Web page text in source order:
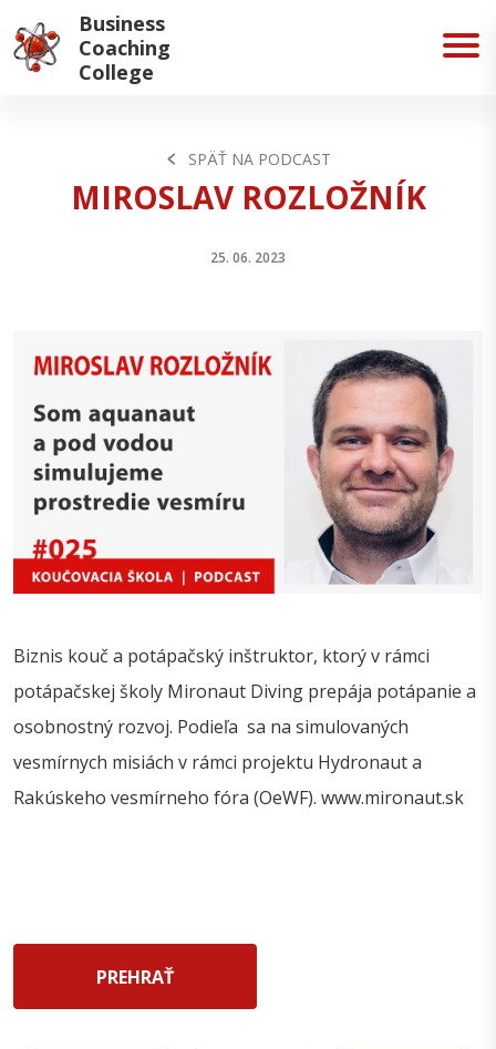
Business
Coaching
College
SPÄŤ NA PODCAST
MIROSLAV ROZLOŽNÍK
25. 06. 2023
Biznis kouč a potápačský inštruktor, ktorý v rámci
potápačskej školy Mironaut Diving prepája potápanie a
osobnostný rozvoj. Podieľa sa na simulovaných
vesmírnych misiách v rámci projektu Hydronaut a
Rakúskeho vesmírneho fóra (OeWF). www.mironaut.sk
PREHRAŤ